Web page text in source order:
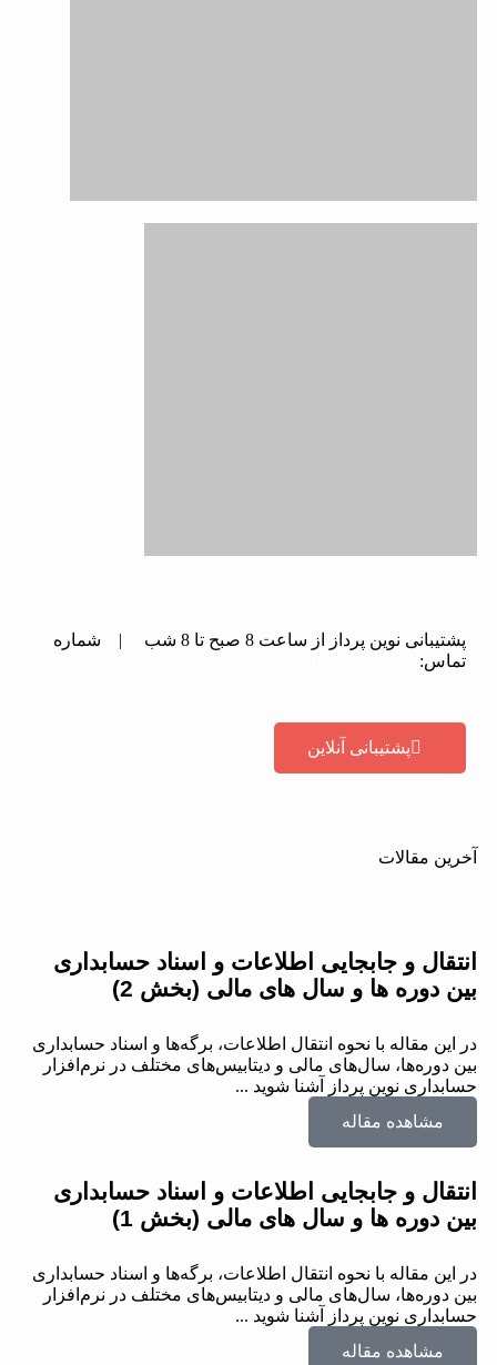
پشتیبانی نوین پرداز از ساعت 8 صبح تا 8 شب | شماره
تماس:
پشتیبانی آنلاین
آخرین مقالات
انتقال و جابجایی اطلاعات و اسناد حسابداری
بین دوره ها و سال های مالی (بخش 2)
در این مقاله با نحوه انتقال اطلاعات، برگه‌ها و اسناد حسابداری
بین دوره‌ها، سال‌های مالی و دیتابیس‌های مختلف در نرم‌افزار
حسابداری نوین پرداز آشنا شوید ...
مشاهده مقاله
انتقال و جابجایی اطلاعات و اسناد حسابداری
بین دوره ها و سال های مالی (بخش 1)
در این مقاله با نحوه انتقال اطلاعات، برگه‌ها و اسناد حسابداری
بین دوره‌ها، سال‌های مالی و دیتابیس‌های مختلف در نرم‌افزار
حسابداری نوین پرداز آشنا شوید ...
مشاهده مقاله